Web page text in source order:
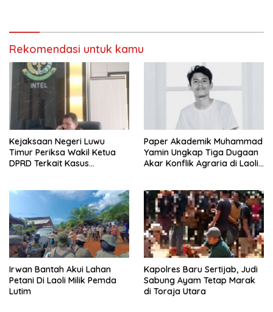
Rekomendasi untuk kamu
Kejaksaan Negeri Luwu
Timur Periksa Wakil Ketua
DPRD Terkait Kasus
Paper Akademik Muhammad
Yamin Ungkap Tiga Dugaan
Akar Konflik Agraria di Laoli
Irwan Bantah Akui Lahan
Petani Di Laoli Milik Pemda
Lutim
Kapolres Baru Sertijab, Judi
Sabung Ayam Tetap Marak
di Toraja Utara